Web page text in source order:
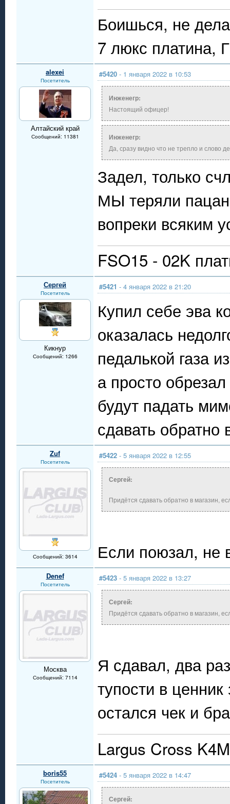
Боишься, не
7 люкс платина,
alexei
Посетитель
Алтайский край
Сообщений: 11381
#5420 - 1 января 2022 в 10:53
Инженегр:
Настоящий офицер!
Инженегр:
Да, сразу видно что не трепло и слово
Задел, только
МЫ теряли
вопреки всяким
FSO15 - 02K
Сергей
Посетитель
Кикнур
Сообщений: 1266
#5421 - 4 января 2022 в 21:20
Купил себе эва
оказалась
педалькой газа
а просто
будут падать
сдавать обратно
Zuf
Посетитель
Сообщений: 3614
#5422 - 5 января 2022 в 12:55
Сергей:
Придётся сдавать обратно в магазин,
Если поюзал, не
Denef
Посетитель
Москва
Сообщений: 7114
#5423 - 5 января 2022 в 13:27
Сергей:
Придётся сдавать обратно в магазин,
Я сдавал, два
тупости в
остался чек и
Largus Cross
boris55
Посетитель
#5424 - 5 января 2022 в 14:47
Сергей: